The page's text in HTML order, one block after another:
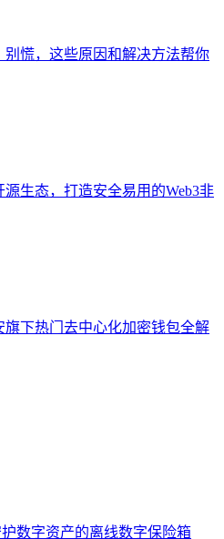
别慌，这些原因和解决方法帮你
源生态，打造安全易用的Web3非
旗下热门去中心化加密钱包全解
护数字资产的离线数字保险箱